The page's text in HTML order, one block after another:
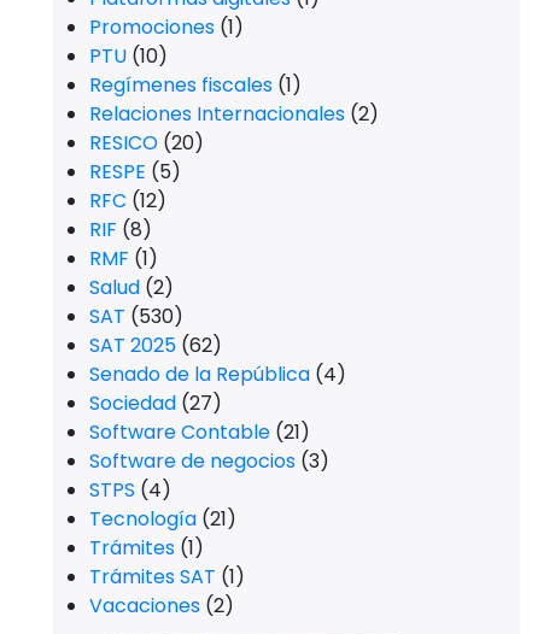
Promociones (1)
PTU (10)
Regímenes fiscales (1)
Relaciones Internacionales (2)
RESICO (20)
RESPE (5)
RFC (12)
RIF (8)
RMF (1)
Salud (2)
SAT (530)
SAT 2025 (62)
Senado de la República (4)
Sociedad (27)
Software Contable (21)
Software de negocios (3)
STPS (4)
Tecnología (21)
Trámites (1)
Trámites SAT (1)
Vacaciones (2)